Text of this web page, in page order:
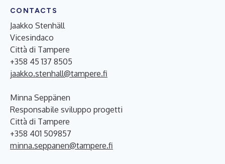
CONTACTS
Jaakko Stenhäll
Vicesindaco
Città di Tampere
+358 45 137 8505
jaakko.stenhall@tampere.fi
Minna Seppänen
Responsabile sviluppo progetti
Città di Tampere
+358 401 509857
minna.seppanen@tampere.fi